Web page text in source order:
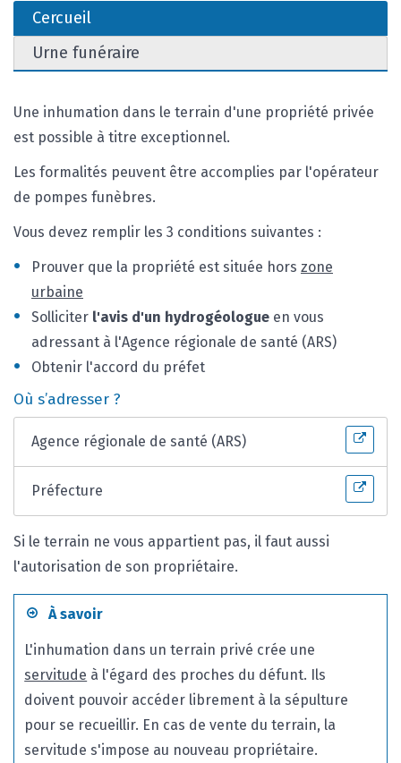
Cercueil
Urne funéraire
Une inhumation dans le terrain d'une propriété privée
est possible à titre exceptionnel.
Les formalités peuvent être accomplies par l'opérateur
de pompes funèbres.
Vous devez remplir les 3 conditions suivantes :
Prouver que la propriété est située hors zone
urbaine
Solliciter l'avis d'un hydrogéologue en vous
adressant à l'Agence régionale de santé (ARS)
Obtenir l'accord du préfet
Où s’adresser ?
Agence régionale de santé (ARS)
Préfecture
Si le terrain ne vous appartient pas, il faut aussi
l'autorisation de son propriétaire.
À savoir
L'inhumation dans un terrain privé crée une
servitude à l'égard des proches du défunt. Ils
doivent pouvoir accéder librement à la sépulture
pour se recueillir. En cas de vente du terrain, la
servitude s'impose au nouveau propriétaire.